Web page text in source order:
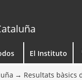
El Instituto
Resultats bàsics